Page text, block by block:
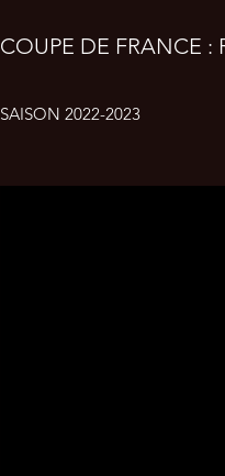
COUPE DE FRANCE :
SAISON 2022-2023